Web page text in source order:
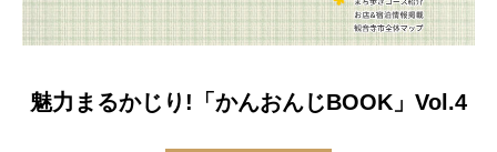
魅力まるかじり!「かんおんじBOOK」Vol.4